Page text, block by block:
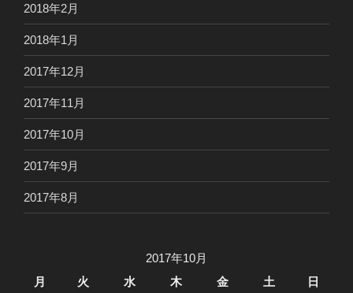
2018年2月
2018年1月
2017年12月
2017年11月
2017年10月
2017年9月
2017年8月
2017年10月
月
火 水 木 金 土 日